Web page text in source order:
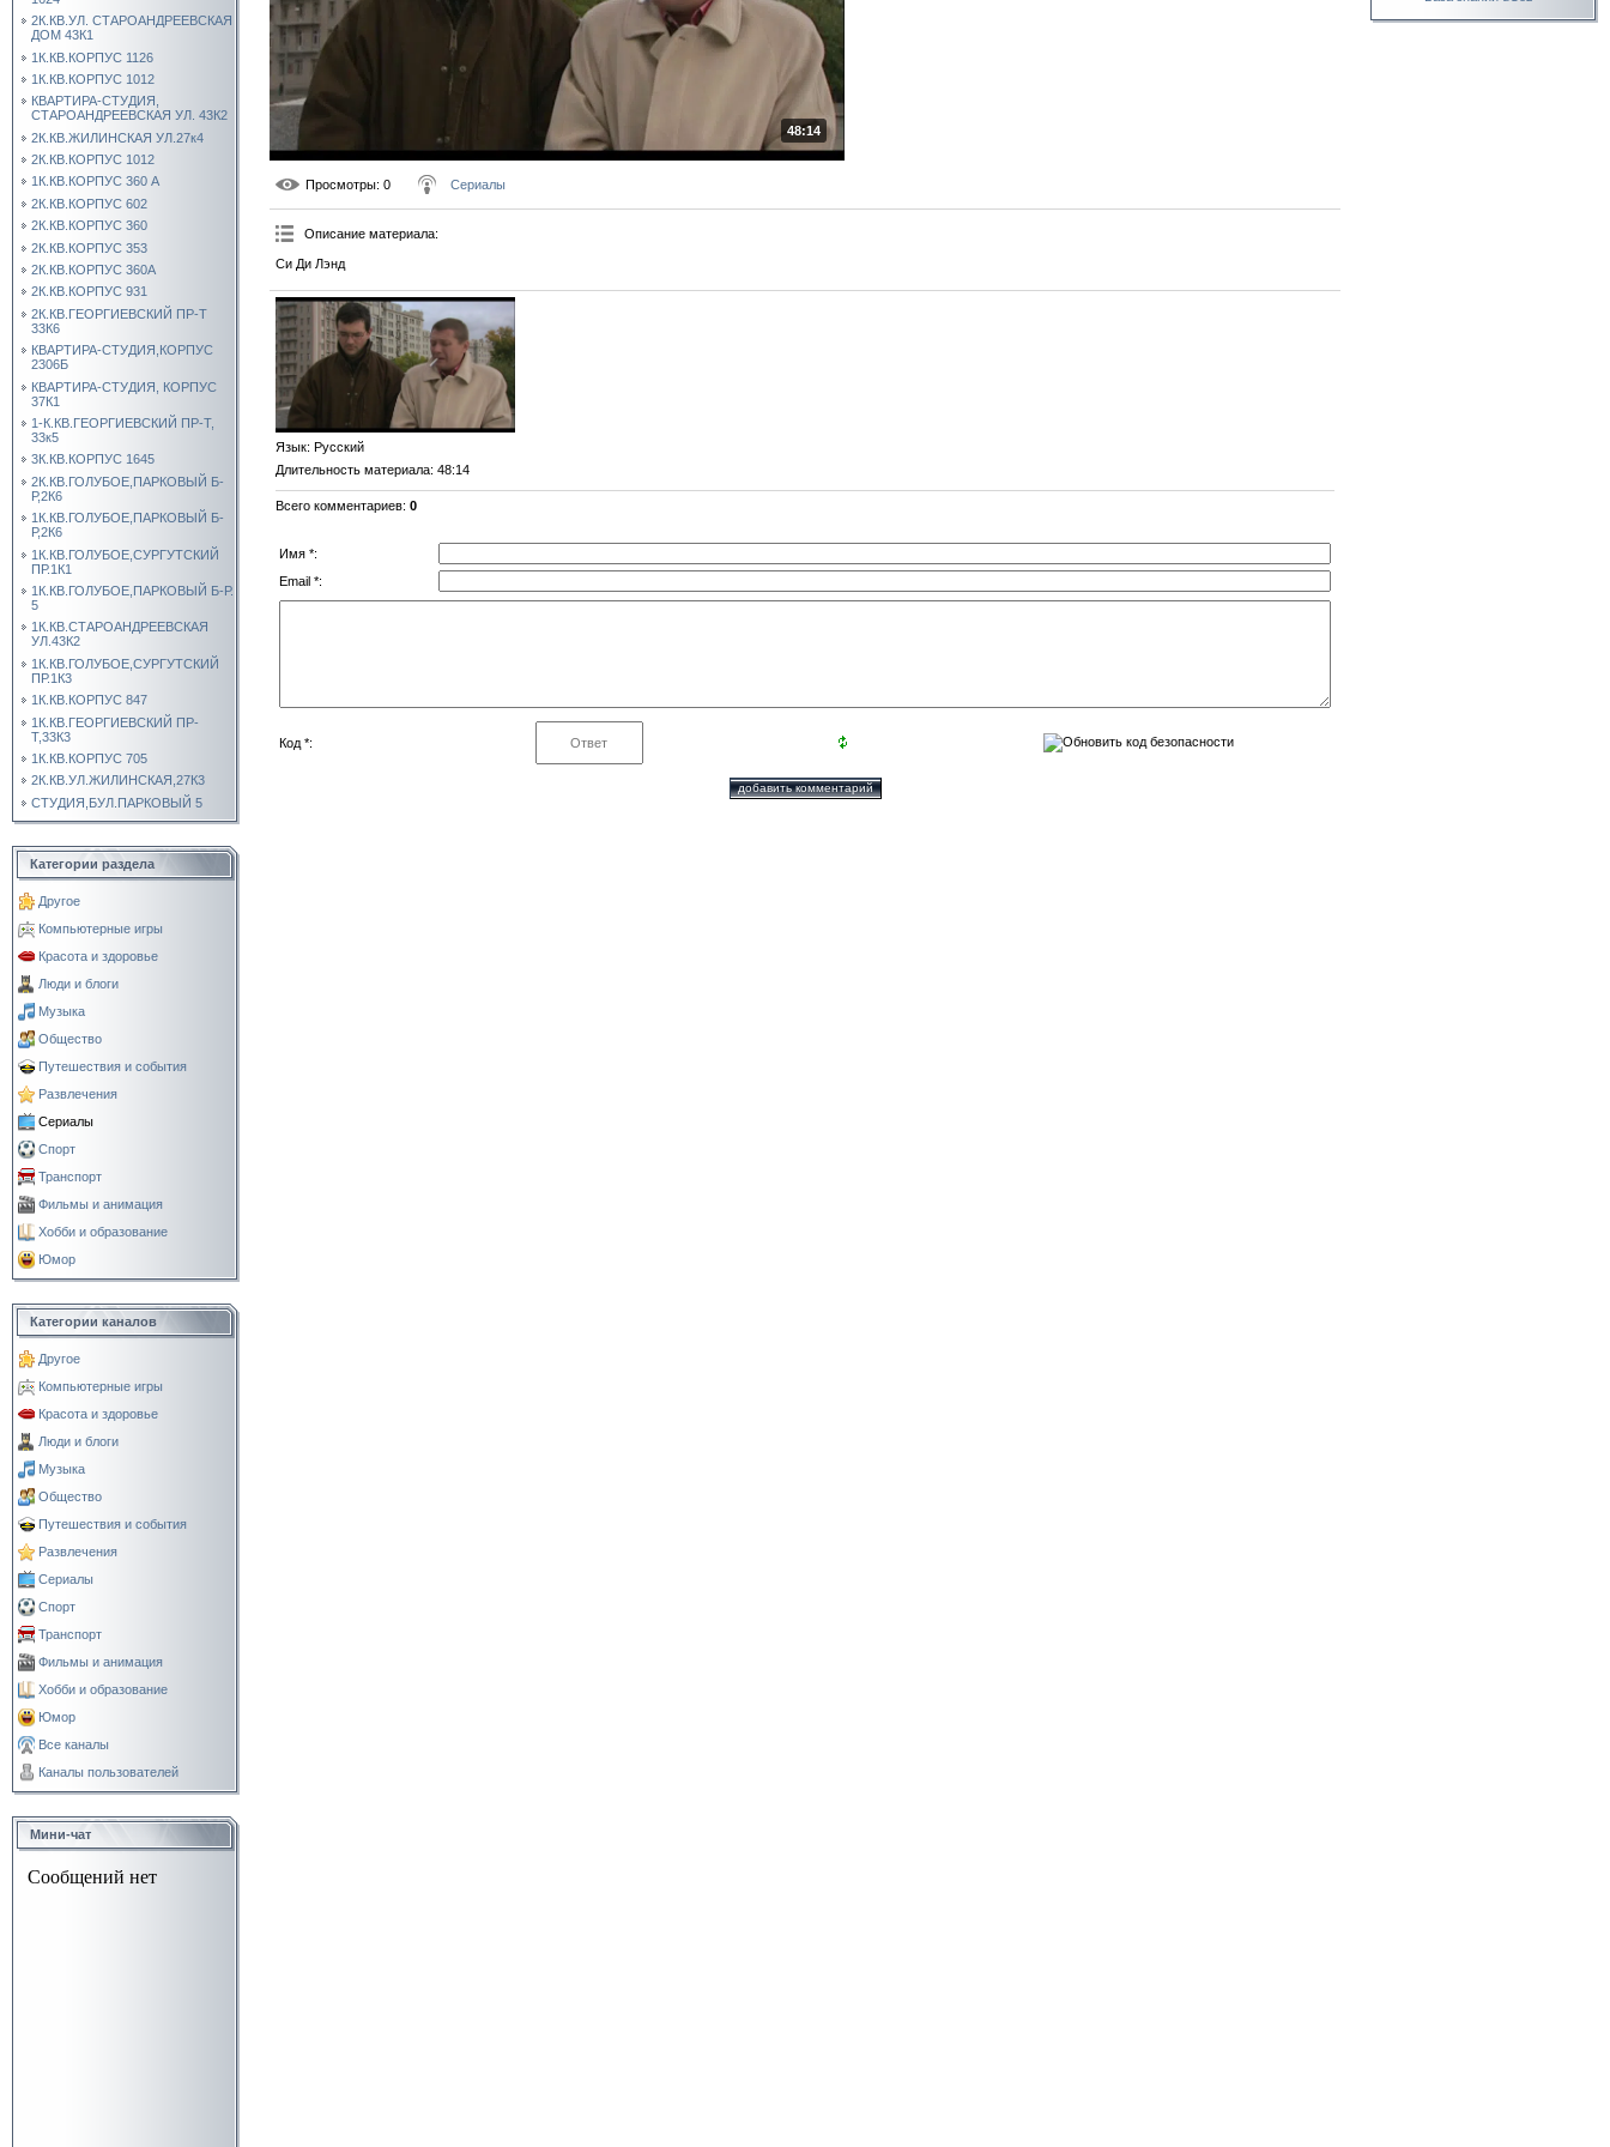
2К.КВ.УЛ. СТАРОАНДРЕЕВСКАЯ
ДОМ 43К1
1К.КВ.КОРПУС 1126
1К.КВ.КОРПУС 1012
КВАРТИРА-СТУДИЯ,
СТАРОАНДРЕЕВСКАЯ УЛ. 43К2
2К.КВ.ЖИЛИНСКАЯ УЛ.27к4
2К.КВ.КОРПУС 1012
1К.КВ.КОРПУС 360 А
2К.КВ.КОРПУС 602
2К.КВ.КОРПУС 360
2К.КВ.КОРПУС 353
2К.КВ.КОРПУС 360А
2К.КВ.КОРПУС 931
2К.КВ.ГЕОРГИЕВСКИЙ ПР-Т
33К6
КВАРТИРА-СТУДИЯ,КОРПУС
2306Б
КВАРТИРА-СТУДИЯ, КОРПУС
37К1
1-К.КВ.ГЕОРГИЕВСКИЙ ПР-Т,
33к5
3К.КВ.КОРПУС 1645
2К.КВ.ГОЛУБОЕ,ПАРКОВЫЙ Б-
Р,2К6
1К.КВ.ГОЛУБОЕ,ПАРКОВЫЙ Б-
Р,2К6
1К.КВ.ГОЛУБОЕ,СУРГУТСКИЙ
ПР.1К1
1К.КВ.ГОЛУБОЕ,ПАРКОВЫЙ Б-Р.
5
1К.КВ.СТАРОАНДРЕЕВСКАЯ
УЛ.43К2
1К.КВ.ГОЛУБОЕ,СУРГУТСКИЙ
ПР.1К3
1К.КВ.КОРПУС 847
1К.КВ.ГЕОРГИЕВСКИЙ ПР-
Т,33К3
1К.КВ.КОРПУС 705
2К.КВ.УЛ.ЖИЛИНСКАЯ,27К3
СТУДИЯ,БУЛ.ПАРКОВЫЙ 5
Категории раздела
Другое
Компьютерные игры
Красота и здоровье
Люди и блоги
Музыка
Общество
Путешествия и события
Развлечения
Сериалы
Спорт
Транспорт
Фильмы и анимация
Хобби и образование
Юмор
Категории каналов
Другое
Компьютерные игры
Красота и здоровье
Люди и блоги
Музыка
Общество
Путешествия и события
Развлечения
Сериалы
Спорт
Транспорт
Фильмы и анимация
Хобби и образование
Юмор
Все каналы
Каналы пользователей
Мини-чат
48:14
Просмотры: 0 Сериалы
Описание материала:
Си Ди Лэнд
Язык: Русский
Длительность материала: 48:14
Всего комментариев: 0
Имя *:
Email *:
Код *: